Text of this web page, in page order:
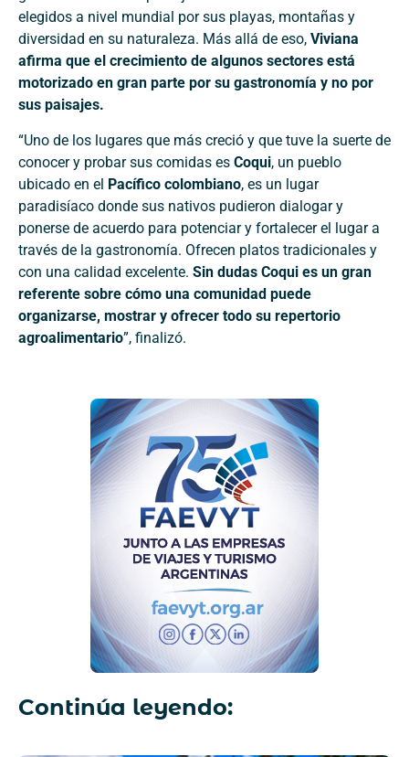
elegidos a nivel mundial por sus playas, montañas y
diversidad en su naturaleza. Más allá de eso, Viviana
afirma que el crecimiento de algunos sectores está
motorizado en gran parte por su gastronomía y no por
sus paisajes.
“Uno de los lugares que más creció y que tuve la suerte de
conocer y probar sus comidas es Coqui, un pueblo
ubicado en el Pacífico colombiano, es un lugar
paradisíaco donde sus nativos pudieron dialogar y
ponerse de acuerdo para potenciar y fortalecer el lugar a
través de la gastronomía. Ofrecen platos tradicionales y
con una calidad excelente. Sin dudas Coqui es un gran
referente sobre cómo una comunidad puede
organizarse, mostrar y ofrecer todo su repertorio
agroalimentario”, finalizó.
Continúa leyendo: